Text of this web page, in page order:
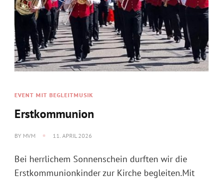
EVENT MIT BEGLEITMUSIK
Erstkommunion
BY MVM 11. APRIL 2026
Bei herrlichem Sonnenschein durften wir die
Erstkommunionkinder zur Kirche begleiten.Mit